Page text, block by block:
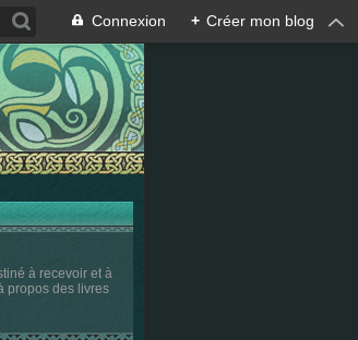
Connexion + Créer mon blog
à recevoir et à
propos des livres